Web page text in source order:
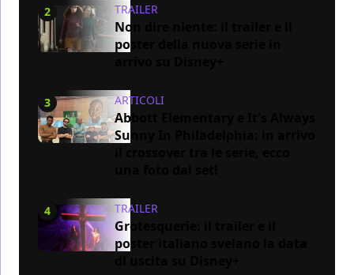
2 TRAILER
Non dire niente: il trailer e il
poster della nuova serie in
3 ARTICOLI
Abbott Elementary e It's Always
Sunny In Philadelphia: in arrivo
4 TRAILER
Grotesquerie: il trailer e il
poster italiano svelano la data